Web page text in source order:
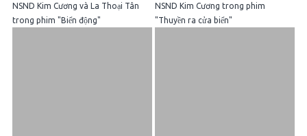
NSND Kim Cương và La Thoại Tân
trong phim "Biển động"
NSND Kim Cương trong phim
"Thuyền ra cửa biển"